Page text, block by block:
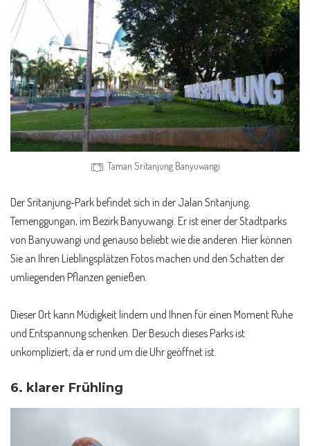
Taman Sritanjung Banyuwangi
Der Sritanjung-Park befindet sich in der Jalan Sritanjung,
Temenggungan, im Bezirk Banyuwangi. Er ist einer der Stadtparks
von Banyuwangi und genauso beliebt wie die anderen. Hier können
Sie an Ihren Lieblingsplätzen Fotos machen und den Schatten der
umliegenden Pflanzen genießen.
Dieser Ort kann Müdigkeit lindern und Ihnen für einen Moment Ruhe
und Entspannung schenken. Der Besuch dieses Parks ist
unkompliziert, da er rund um die Uhr geöffnet ist.
6. klarer Frühling